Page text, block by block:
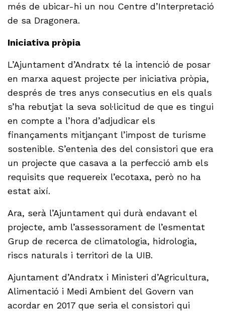
més de ubicar-hi un nou Centre d’Interpretació
de sa Dragonera.
Iniciativa pròpia
L’Ajuntament d’Andratx té la intenció de posar
en marxa aquest projecte per iniciativa pròpia,
després de tres anys consecutius en els quals
s’ha rebutjat la seva sol·licitud de que es tingui
en compte a l’hora d’adjudicar els
finançaments mitjançant l’impost de turisme
sostenible. S’entenia des del consistori que era
un projecte que casava a la perfecció amb els
requisits que requereix l’ecotaxa, però no ha
estat així.
Ara, serà l’Ajuntament qui durà endavant el
projecte, amb l’assessorament de l’esmentat
Grup de recerca de climatologia, hidrologia,
riscs naturals i territori de la UIB.
Ajuntament d’Andratx i Ministeri d’Agricultura,
Alimentació i Medi Ambient del Govern van
acordar en 2017 que seria el consistori qui